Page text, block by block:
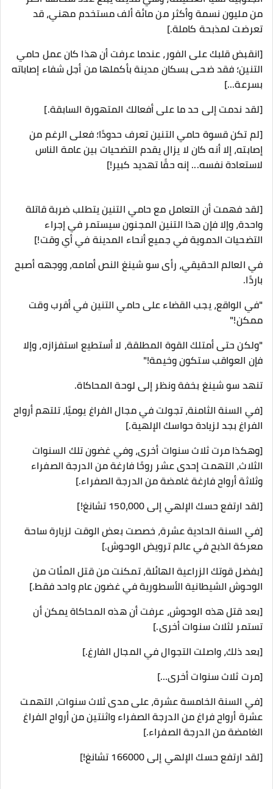
من مليون نسمة وأكثر من مائة ألف مستخدم مهني، قد
تعرضت لمذبحة كاملة.]
[انقبض قلبك على الفور، عندما عرفت أن هذا كان عمل حامي
التنين؛ فقد ضحى بسكان مدينة بأكملها من أجل شفاء إصاباته
بسرعة...]
[لقد ندمت إلى حد ما على أفعالك المتهورة السابقة.]
[لم تكن قسوة حامي التنين تعرف حدودًا؛ فعلى الرغم من
إصابته، إلا أنه كان لا يزال يقدم التضحيات بين عامة الناس
لاستعادة نفسه... إنه حقًا تهديد كبير!]
[لقد فهمت أن التعامل مع حامي التنين يتطلب ضربة قاتلة
واحدة، وإلا فإن هذا التنين المجنون سيستمر في إجراء
التضحيات الدموية في جميع أنحاء المدينة في أي وقت!]
في العالم الحقيقي، رأى سو شينغ النص أمامه، ووجهه أصبح
باردًا.
"في الواقع، يجب القضاء على حامي التنين في أقرب وقت
ممكن!"
"ولكن حتى أمتلك القوة المطلقة، لا أستطيع استفزازه، وإلا
فإن العواقب ستكون وخيمة!"
تنهد سو شينغ بخفة ونظر إلى لوحة المحاكاة.
[في السنة الثامنة، تجولت في مجال الفراغ يوميًا، تلتهم أرواح
الفراغ بجد لزيادة حواسك الإلهية.]
[وهكذا مرت ثلاث سنوات أخرى، وفي غضون تلك السنوات
الثلاث، التهمت إحدى عشر روحًا فارغة من الدرجة الصفراء
وثلاثة أرواح فارغة غامضة من الدرجة الصفراء.]
[لقد ارتفع حسك الإلهي إلى 150،000 تشانغ!]
[في السنة الحادية عشرة، خصصت بعض الوقت لزيارة ساحة
معركة الذبح في عالم ترويض الوحوش.]
[بفضل قوتك الزراعية الهائلة، تمكنت من قتل المئات من
الوحوش الشيطانية الأسطورية في غضون عام واحد فقط.]
[بعد قتل هذه الوحوش، عرفت أن هذه المحاكاة يمكن أن
تستمر لثلاث سنوات أخرى.]
[بعد ذلك، واصلت التجوال في المجال الفارغ.]
[مرت ثلاث سنوات أخرى…]
[في السنة الخامسة عشرة، على مدى ثلاث سنوات، التهمت
عشرة أرواح فراغ من الدرجة الصفراء واثنتين من أرواح الفراغ
الغامضة من الدرجة الصفراء.]
[لقد ارتفع حسك الإلهي إلى 166000 تشانغ!]